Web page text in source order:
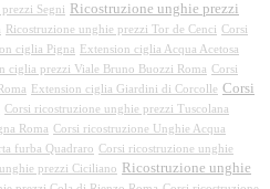
Segni
Ricostruzione unghie prezzi
Ricostruzione unghie prezzi Tor de Cenci Corsi
ciglia Pigna
Extension ciglia Acqua Acetosa
ciglia prezzi Viale Bruno Buozzi Roma Corsi
Extension ciglia Giardini di Corcolle Corsi
Corsi ricostruzione unghie prezzi Tuscolana
Roma Corsi ricostruzione Unghie Acqua
furba Quadraro Corsi ricostruzione unghie
prezzi Ciciliano
Ricostruzione unghie